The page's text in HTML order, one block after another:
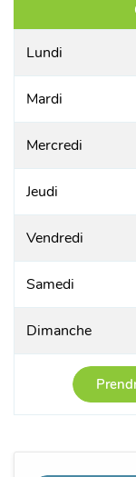
Lundi
Mardi
Mercredi
Jeudi
Vendredi
Samedi
Dimanche